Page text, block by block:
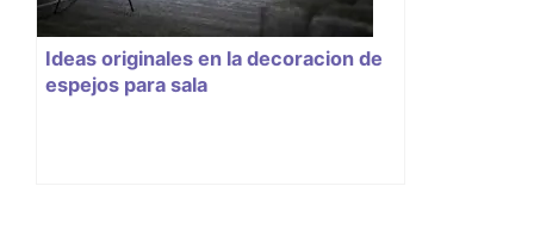
Ideas originales en la decoracion de
espejos para sala